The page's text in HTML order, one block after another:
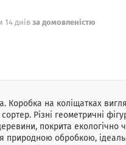
14 днів за домовленістю
Коробка на коліщатках
Різні геометричні
покрита екологічно
природною обробкою,